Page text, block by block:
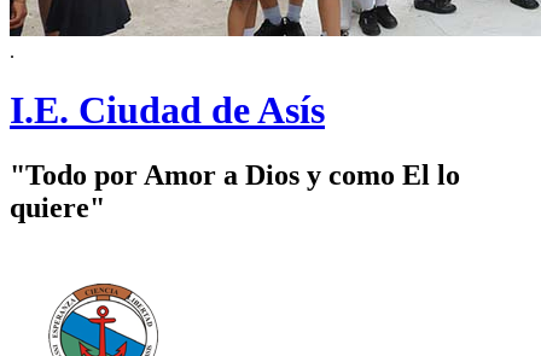
.
I.E. Ciudad de Asís
"Todo por Amor a Dios y como El lo
quiere"